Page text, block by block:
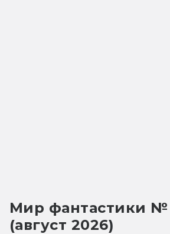
Мир фантастики №
(август 2026)